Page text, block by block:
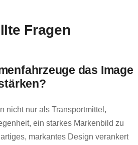
Fragen
das Image
nicht nur als Transportmittel,
ein starkes Markenbild zu
markantes Design verankert